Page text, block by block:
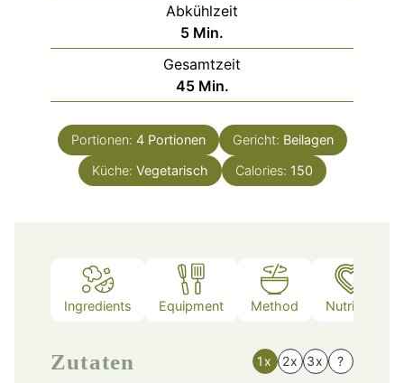
Abkühlzeit
5Minuten
Min.
Gesamtzeit
45Minuten
Min.
Portionen: 4 Portionen Gericht: Beilagen
Küche: Vegetarisch Calories: 150
Ingredients Equipment Method Nutrition
Zutaten 1x 2x 3x ?